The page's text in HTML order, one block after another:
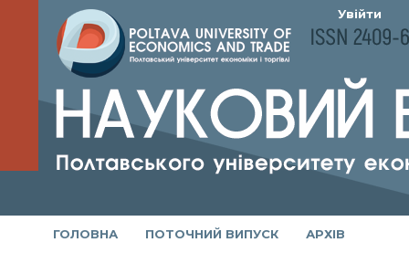
ГОЛОВНА ПОТОЧНИЙ ВИПУСК АРХІВ
Увійти